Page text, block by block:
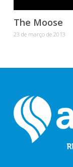
The Moose
23 de março de 2013